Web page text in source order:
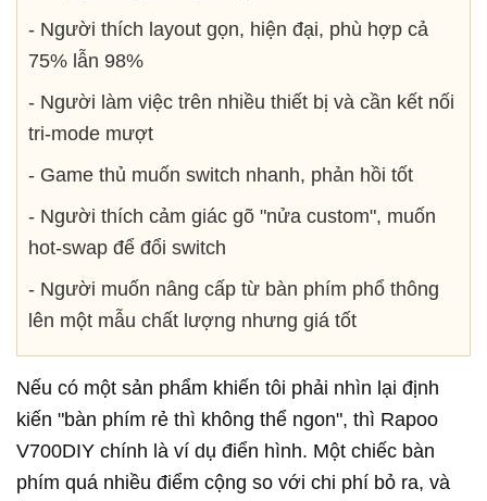
- Người thích layout gọn, hiện đại, phù hợp cả
75% lẫn 98%
- Người làm việc trên nhiều thiết bị và cần kết nối
tri-mode mượt
- Game thủ muốn switch nhanh, phản hồi tốt
- Người thích cảm giác gõ "nửa custom", muốn
hot-swap để đổi switch
- Người muốn nâng cấp từ bàn phím phổ thông
lên một mẫu chất lượng nhưng giá tốt
Nếu có một sản phẩm khiến tôi phải nhìn lại định
kiến "bàn phím rẻ thì không thể ngon", thì Rapoo
V700DIY chính là ví dụ điển hình. Một chiếc bàn
phím quá nhiều điểm cộng so với chi phí bỏ ra, và